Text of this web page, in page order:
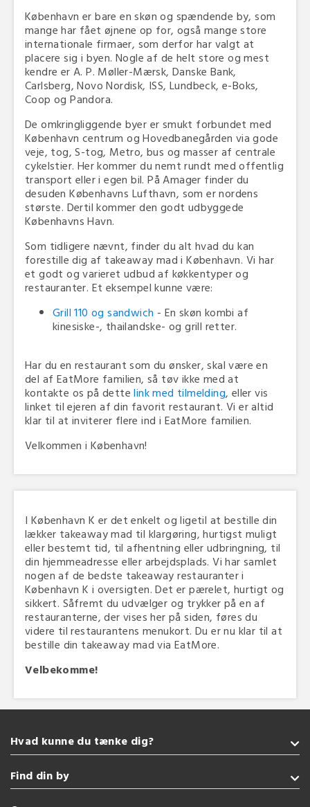
København er bare en skøn og spændende by, som
mange har fået øjnene op for, også mange store
internationale firmaer, som derfor har valgt at
placere sig i byen. Nogle af de helt store og mest
kendre er A. P. Møller-Mærsk, Danske Bank,
Carlsberg, Novo Nordisk, ISS, Lundbeck, e-Boks,
Coop og Pandora.
De omkringliggende byer er smukt forbundet med
København centrum og Hovedbanegården via gode
veje, tog, S-tog, Metro, bus og masser af centrale
cykelstier. Her kommer du nemt rundt med offentlig
transport eller i egen bil. På Amager finder du
desuden Københavns Lufthavn, som er nordens
største. Dertil kommer den godt udbyggede
Københavns Havn.
Som tidligere nævnt, finder du alt hvad du kan
forestille dig af takeaway mad i København. Vi har
et godt og varieret udbud af køkkentyper og
restauranter. Et eksempel kunne være:
Grill 110 og sandwich - En skøn kombi af
kinesiske-, thailandske- og grill retter.
Har du en restaurant som du ønsker, skal være en
del af EatMore familien, så tøv ikke med at
kontakte os på dettelink med tilmelding, eller vis
linket til ejeren af din favorit restaurant. Vi er altid
klar til at inviterer flere ind i EatMore familien.
Velkommen i København!
I København K er det enkelt og ligetil at bestille din
lækker takeaway mad til klargøring, hurtigst muligt
eller bestemt tid, til afhentning eller udbringning, til
din hjemmeadresse eller arbejdsplads. Vi har samlet
nogen af de bedste takeaway restauranter i
København K i oversigten. Det er pærelet, hurtigt og
sikkert. Såfremt du udvælger og trykker på en af
restauranterne, der vises her på siden, føres du
videre til restaurantens menukort. Du er nu klar til at
bestille din takeaway mad via EatMore.
Velbekomme!
Hvad kunne du tænke dig?
Takeaway
Sushi
Find din by
Sønderborg